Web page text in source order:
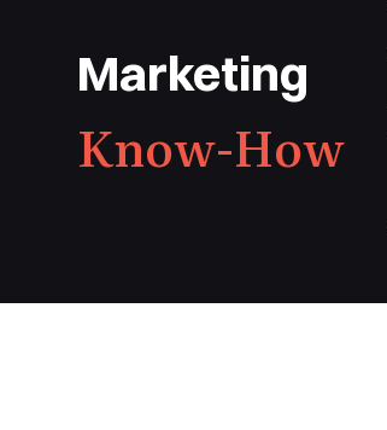
Marketing
Know-How